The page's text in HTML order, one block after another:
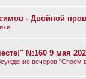
- Двойной
№160 9 мая
вечеров "Споем